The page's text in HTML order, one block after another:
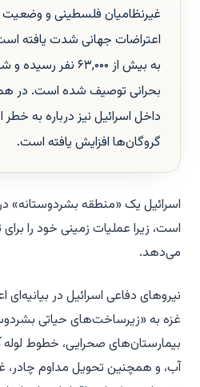
غیرنظامیان فلسطینی و وضعیت
اعتراضات جهانی شدت یافته
به بیش از ۶۳,۰۰۰
بحرانی توصیف شده است. در
داخل اسرائیل نیز درباره به خطر
گروگان‌ها افزایش یافته است.
اسرائیل یک «منطقه بشردوستانه»
است، زیرا عملیات زمینی خود را
می‌دهد.
نیروهای دفاعی اسرائیل در
غزه به «زیرساخت‌های حیاتی
بیمارستان‌های صحرایی، خطوط
آب، و همچنین تحویل مداوم چادر،